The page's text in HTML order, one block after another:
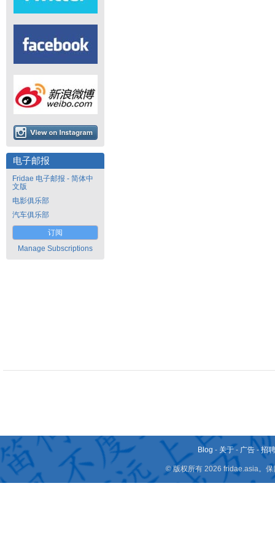
电子邮报
Fridae 电子邮报 - 简体中
文版
电影俱乐部
汽车俱乐部
订阅
Manage Subscriptions
Blog - 关于 - 广告 -招
© 版权所有 2026 fridae.asia。